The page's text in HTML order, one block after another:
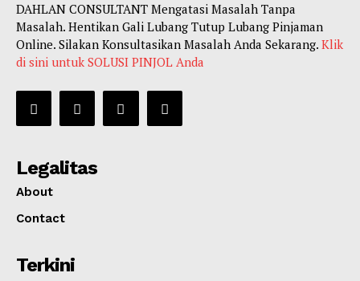
DAHLAN CONSULTANT Mengatasi Masalah Tanpa
Masalah. Hentikan Gali Lubang Tutup Lubang Pinjaman
Online. Silakan Konsultasikan Masalah Anda Sekarang. Klik
di sini untuk SOLUSI PINJOL Anda
Legalitas
About
Contact
Terkini